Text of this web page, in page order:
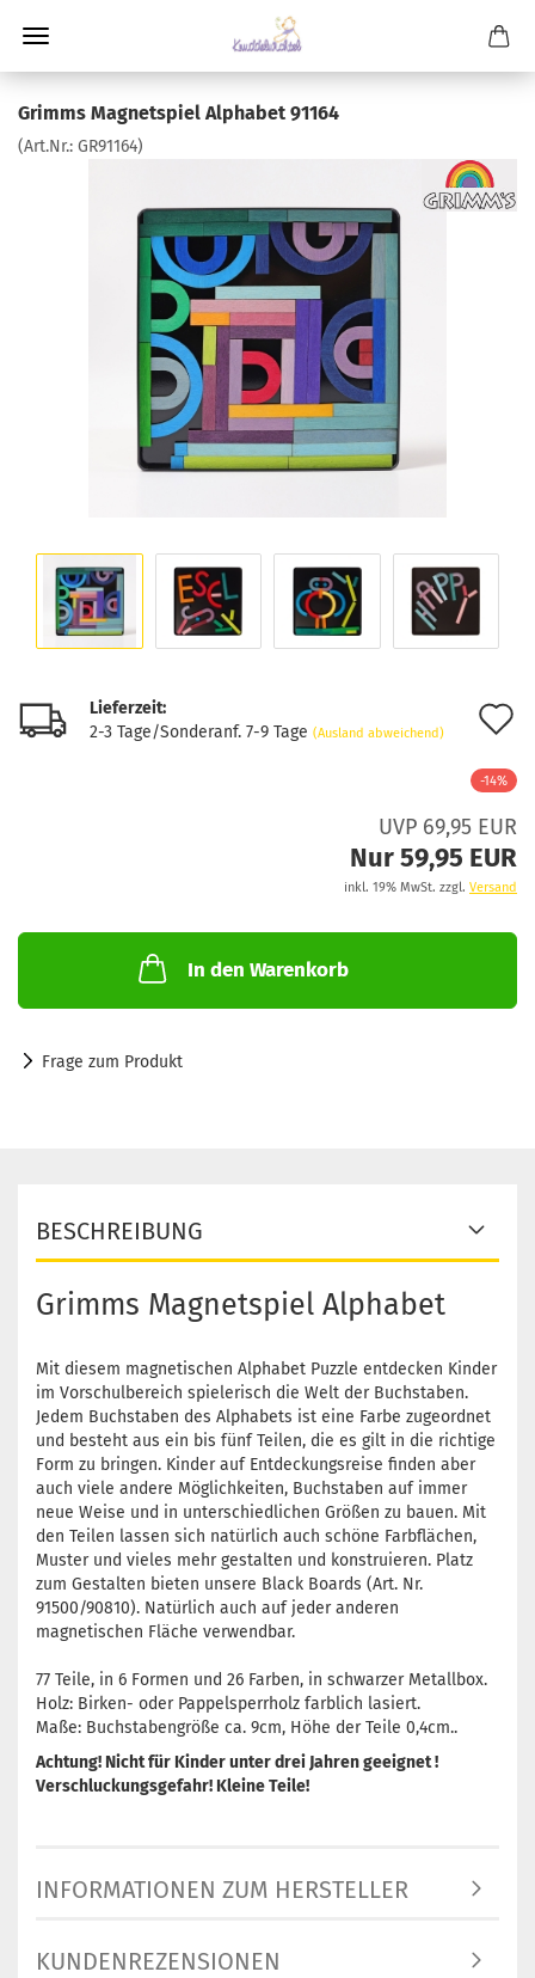
Grimms Magnetspiel Alphabet 91164
(Art.Nr.: GR91164)
Lieferzeit:
2-3 Tage/Sonderanf. 7-9 Tage (Ausland abweichend)
-14%
UVP 69,95 EUR
Nur 59,95 EUR
inkl. 19% MwSt. zzgl. Versand
In den Warenkorb
Frage zum Produkt
BESCHREIBUNG
Grimms Magnetspiel Alphabet
Mit diesem magnetischen Alphabet Puzzle entdecken Kinder
im Vorschulbereich spielerisch die Welt der Buchstaben.
Jedem Buchstaben des Alphabets ist eine Farbe zugeordnet
und besteht aus ein bis fünf Teilen, die es gilt in die richtige
Form zu bringen. Kinder auf Entdeckungsreise finden aber
auch viele andere Möglichkeiten, Buchstaben auf immer
neue Weise und in unterschiedlichen Größen zu bauen. Mit
den Teilen lassen sich natürlich auch schöne Farbflächen,
Muster und vieles mehr gestalten und konstruieren. Platz
zum Gestalten bieten unsere Black Boards (Art. Nr.
91500/90810). Natürlich auch auf jeder anderen
magnetischen Fläche verwendbar.
77 Teile, in 6 Formen und 26 Farben, in schwarzer Metallbox.
Holz: Birken- oder Pappelsperrholz farblich lasiert.
Maße: Buchstabengröße ca. 9cm, Höhe der Teile 0,4cm..
Achtung! Nicht für Kinder unter drei Jahren geeignet !
Verschluckungsgefahr! Kleine Teile!
INFORMATIONEN ZUM HERSTELLER
KUNDENREZENSIONEN